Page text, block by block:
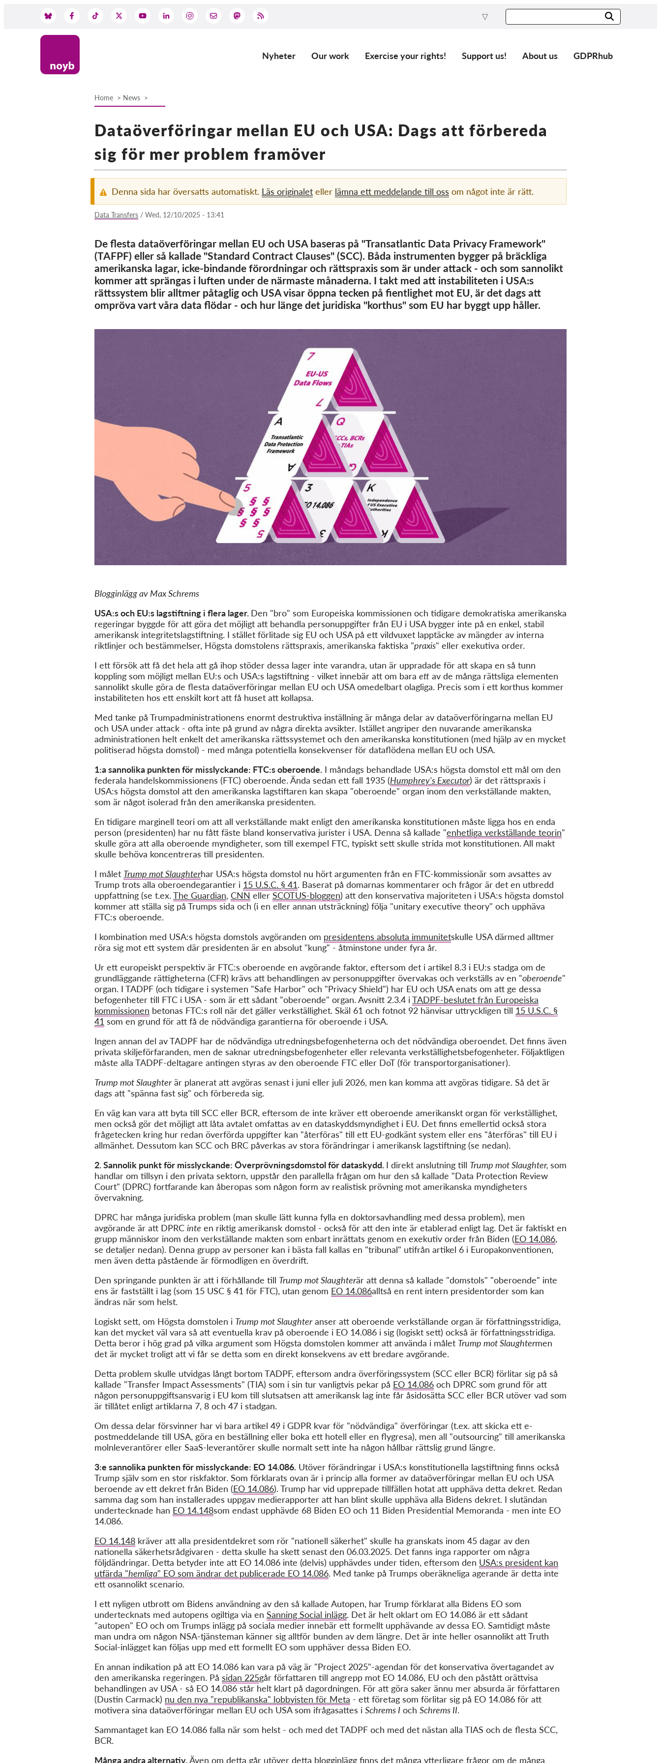
Main
Nyheter Our work Exercise your rights! Support us! About us GDPRhub
Home News
Dataöverföringar mellan EU och USA: Dags att förbereda
sig för mer problem framöver
Denna sida har översatts automatiskt. Läs originalet eller lämna ett meddelande till oss om något inte är rätt.
Data Transfers / Wed, 12/10/2025 - 13:41
De flesta dataöverföringar mellan EU och USA baseras på "Transatlantic Data Privacy Framework"
(TAFPF) eller så kallade "Standard Contract Clauses" (SCC). Båda instrumenten bygger på bräckliga
amerikanska lagar, icke-bindande förordningar och rättspraxis som är under attack - och som sannolikt
kommer att sprängas i luften under de närmaste månaderna. I takt med att instabiliteten i USA:s
rättssystem blir alltmer påtaglig och USA visar öppna tecken på fientlighet mot EU, är det dags att
ompröva vart våra data flödar - och hur länge det juridiska "korthus" som EU har byggt upp håller.
Blogginlägg av Max Schrems
USA:s och EU:s lagstiftning i flera lager. Den "bro" som Europeiska kommissionen och tidigare demokratiska amerikanska
regeringar byggde för att göra det möjligt att behandla personuppgifter från EU i USA bygger inte på en enkel, stabil
amerikansk integritetslagstiftning. I stället förlitade sig EU och USA på ett vildvuxet lapptäcke av mängder av interna
riktlinjer och bestämmelser, Högsta domstolens rättspraxis, amerikanska faktiska "praxis" eller exekutiva order.
I ett försök att få det hela att gå ihop stöder dessa lager inte varandra, utan är uppradade för att skapa en så tunn
koppling som möjligt mellan EU:s och USA:s lagstiftning - vilket innebär att om bara ett av de många rättsliga elementen
sannolikt skulle göra de flesta dataöverföringar mellan EU och USA omedelbart olagliga. Precis som i ett korthus kommer
instabiliteten hos ett enskilt kort att få huset att kollapsa.
Med tanke på Trumpadministrationens enormt destruktiva inställning är många delar av dataöverföringarna mellan EU
och USA under attack - ofta inte på grund av några direkta avsikter. Istället angriper den nuvarande amerikanska
administrationen helt enkelt det amerikanska rättssystemet och den amerikanska konstitutionen (med hjälp av en mycket
politiserad högsta domstol) - med många potentiella konsekvenser för dataflödena mellan EU och USA.
1:a sannolika punkten för misslyckande: FTC:s oberoende. I måndags behandlade USA:s högsta domstol ett mål om den
federala handelskommissionens (FTC) oberoende. Ända sedan ett fall 1935 (Humphrey's Executor) är det rättspraxis i
USA:s högsta domstol att den amerikanska lagstiftaren kan skapa "oberoende" organ inom den verkställande makten,
som är något isolerad från den amerikanska presidenten.
En tidigare marginell teori om att all verkställande makt enligt den amerikanska konstitutionen måste ligga hos en enda
person (presidenten) har nu fått fäste bland konservativa jurister i USA. Denna så kallade "enhetliga verkställande teorin"
skulle göra att alla oberoende myndigheter, som till exempel FTC, typiskt sett skulle strida mot konstitutionen. All makt
skulle behöva koncentreras till presidenten.
I målet Trump mot Slaughterhar USA:s högsta domstol nu hört argumenten från en FTC-kommissionär som avsattes av
Trump trots alla oberoendegarantier i 15 U.S.C. § 41. Baserat på domarnas kommentarer och frågor är det en utbredd
uppfattning (se t.ex. The Guardian, CNN eller SCOTUS-bloggen) att den konservativa majoriteten i USA:s högsta domstol
kommer att ställa sig på Trumps sida och (i en eller annan utsträckning) följa "unitary executive theory" och upphäva
FTC:s oberoende.
I kombination med USA:s högsta domstols avgöranden om presidentens absoluta immunitetskulle USA därmed alltmer
röra sig mot ett system där presidenten är en absolut "kung" - åtminstone under fyra år.
Ur ett europeiskt perspektiv är FTC:s oberoende en avgörande faktor, eftersom det i artikel 8.3 i EU:s stadga om de
grundläggande rättigheterna (CFR) krävs att behandlingen av personuppgifter övervakas och verkställs av en "oberoende"
organ. I TADPF (och tidigare i systemen "Safe Harbor" och "Privacy Shield") har EU och USA enats om att ge dessa
befogenheter till FTC i USA - som är ett sådant "oberoende" organ. Avsnitt 2.3.4 iTADPF-beslutet från Europeiska
kommissionen betonas FTC:s roll när det gäller verkställighet. Skäl 61 och fotnot 92 hänvisar uttryckligen till 15 U.S.C. §
41 som en grund för att få de nödvändiga garantierna för oberoende i USA.
Ingen annan del av TADPF har de nödvändiga utredningsbefogenheterna och det nödvändiga oberoendet. Det finns även
privata skiljeförfaranden, men de saknar utredningsbefogenheter eller relevanta verkställighetsbefogenheter. Följaktligen
måste alla TADPF-deltagare antingen styras av den oberoende FTC eller DoT (för transportorganisationer).
Trump mot Slaughterär planerat att avgöras senast i juni eller juli 2026, men kan komma att avgöras tidigare. Så det är
dags att "spänna fast sig" och förbereda sig.
En väg kan vara att byta till SCC eller BCR, eftersom de inte kräver ett oberoende amerikanskt organ för verkställighet,
men också gör det möjligt att låta avtalet omfattas av en dataskyddsmyndighet i EU. Det finns emellertid också stora
frågetecken kring hur redan överförda uppgifter kan "återföras" till ett EU-godkänt system eller ens "återföras" till EU i
allmänhet. Dessutom kan SCC och BRC påverkas av stora förändringar i amerikansk lagstiftning (se nedan).
2. Sannolik punkt för misslyckande: Överprövningsdomstol för dataskydd. I direkt anslutning till Trump mot Slaughter, som
handlar om tillsyn i den privata sektorn, uppstår den parallella frågan om hur den så kallade "Data Protection Review
Court" (DPRC) fortfarande kan åberopas som någon form av realistisk prövning mot amerikanska myndigheters
övervakning.
DPRC har många juridiska problem (man skulle lätt kunna fylla en doktorsavhandling med dessa problem), men
avgörande är att DPRC inte en riktig amerikansk domstol - också för att den inte är etablerad enligt lag. Det är faktiskt en
grupp människor inom den verkställande makten som enbart inrättats genom en exekutiv order från Biden (EO 14.086,
se detaljer nedan). Denna grupp av personer kan i bästa fall kallas en "tribunal" utifrån artikel 6 i Europakonventionen,
men även detta påstående är förmodligen en överdrift.
Den springande punkten är att i förhållande till Trump mot Slaughterär att denna så kallade "domstols" "oberoende" inte
ens är fastställt i lag (som 15 USC § 41 för FTC), utan genom EO 14.086alltså en rent intern presidentorder som kan
ändras när som helst.
Logiskt sett, om Högsta domstolen i Trump mot Slaughteranser att oberoende verkställande organ är författningsstridiga,
kan det mycket väl vara så att eventuella krav på oberoende i EO 14.086 i sig (logiskt sett) också är författningsstridiga.
Detta beror i hög grad på vilka argument som Högsta domstolen kommer att använda i målet Trump mot Slaughtermen
det är mycket troligt att vi får se detta som en direkt konsekvens av ett bredare avgörande.
Detta problem skulle utvidgas långt bortom TADPF, eftersom andra överföringssystem (SCC eller BCR) förlitar sig på så
kallade "Transfer Impact Assessments" (TIA) som i sin tur vanligtvis pekar på EO 14.086 och DPRC som grund för att
någon personuppgiftsansvarig i EU kom till slutsatsen att amerikansk lag inte får åsidosätta SCC eller BCR utöver vad som
är tillåtet enligt artiklarna 7, 8 och 47 i stadgan.
Om dessa delar försvinner har vi bara artikel 49 i GDPR kvar för "nödvändiga" överföringar (t.ex. att skicka ett e-
postmeddelande till USA, göra en beställning eller boka ett hotell eller en flygresa), men all "outsourcing" till amerikanska
molnleverantörer eller SaaS-leverantörer skulle normalt sett inte ha någon hållbar rättslig grund längre.
3:e sannolika punkten för misslyckande: EO 14.086. Utöver förändringar i USA:s konstitutionella lagstiftning finns också
Trump själv som en stor riskfaktor. Som förklarats ovan är i princip alla former av dataöverföringar mellan EU och USA
beroende av ett dekret från Biden (EO 14.086). Trump har vid upprepade tillfällen hotat att upphäva detta dekret. Redan
samma dag som han installerades uppgav medierapporter att han blint skulle upphäva alla Bidens dekret. I slutändan
undertecknade han EO 14.148som endast upphävde 68 Biden EO och 11 Biden Presidential Memoranda - men inte EO
14.086.
EO 14.148 kräver att alla presidentdekret som rör "nationell säkerhet" skulle ha granskats inom 45 dagar av den
nationella säkerhetsrådgivaren - detta skulle ha skett senast den 06.03.2025. Det fanns inga rapporter om några
följdändringar. Detta betyder inte att EO 14.086 inte (delvis) upphävdes under tiden, eftersom den USA:s president kan
utfärda "hemliga" EO som ändrar det publicerade EO 14.086. Med tanke på Trumps oberäkneliga agerande är detta inte
ett osannolikt scenario.
I ett nyligen utbrott om Bidens användning av den så kallade Autopen, har Trump förklarat alla Bidens EO som
undertecknats med autopens ogiltiga via en Sanning Social inlägg. Det är helt oklart om EO 14.086 är ett sådant
"autopen" EO och om Trumps inlägg på sociala medier innebär ett formellt upphävande av dessa EO. Samtidigt måste
man undra om någon NSA-tjänsteman känner sig alltför bunden av dem längre. Det är inte heller osannolikt att Truth
Social-inlägget kan följas upp med ett formellt EO som upphäver dessa Biden EO.
En annan indikation på att EO 14.086 kan vara på väg är "Project 2025"-agendan för det konservativa övertagandet av
den amerikanska regeringen. På sidan 225går författaren till angrepp mot EO 14.086, EU och den påstått orättvisa
behandlingen av USA - så EO 14.086 står helt klart på dagordningen. För att göra saker ännu mer absurda är författaren
(Dustin Carmack) nu den nya "republikanska" lobbyisten för Meta - ett företag som förlitar sig på EO 14.086 för att
motivera sina dataöverföringar mellan EU och USA som ifrågasattes i Schrems I och Schrems II.
Sammantaget kan EO 14.086 falla när som helst - och med det TADPF och med det nästan alla TIAS och de flesta SCC,
BCR.
Många andra alternativ.Även om detta går utöver detta blogginlägg finns det många ytterligare frågor om de många